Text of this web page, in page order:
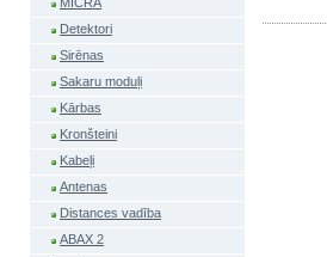
Detektori
Sirēnas
Sakaru moduļi
Kārbas
Kronšteini
Kabeļi
Antenas
Distances vadība
ABAX 2